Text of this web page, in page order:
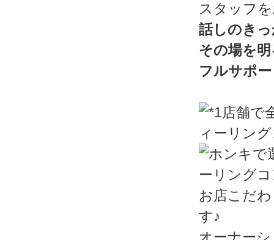
スタッフ
話しのき
その場を
フルサポ
お店こだ
す♪